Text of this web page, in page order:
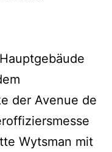
der Avenue de
Wytsman mit